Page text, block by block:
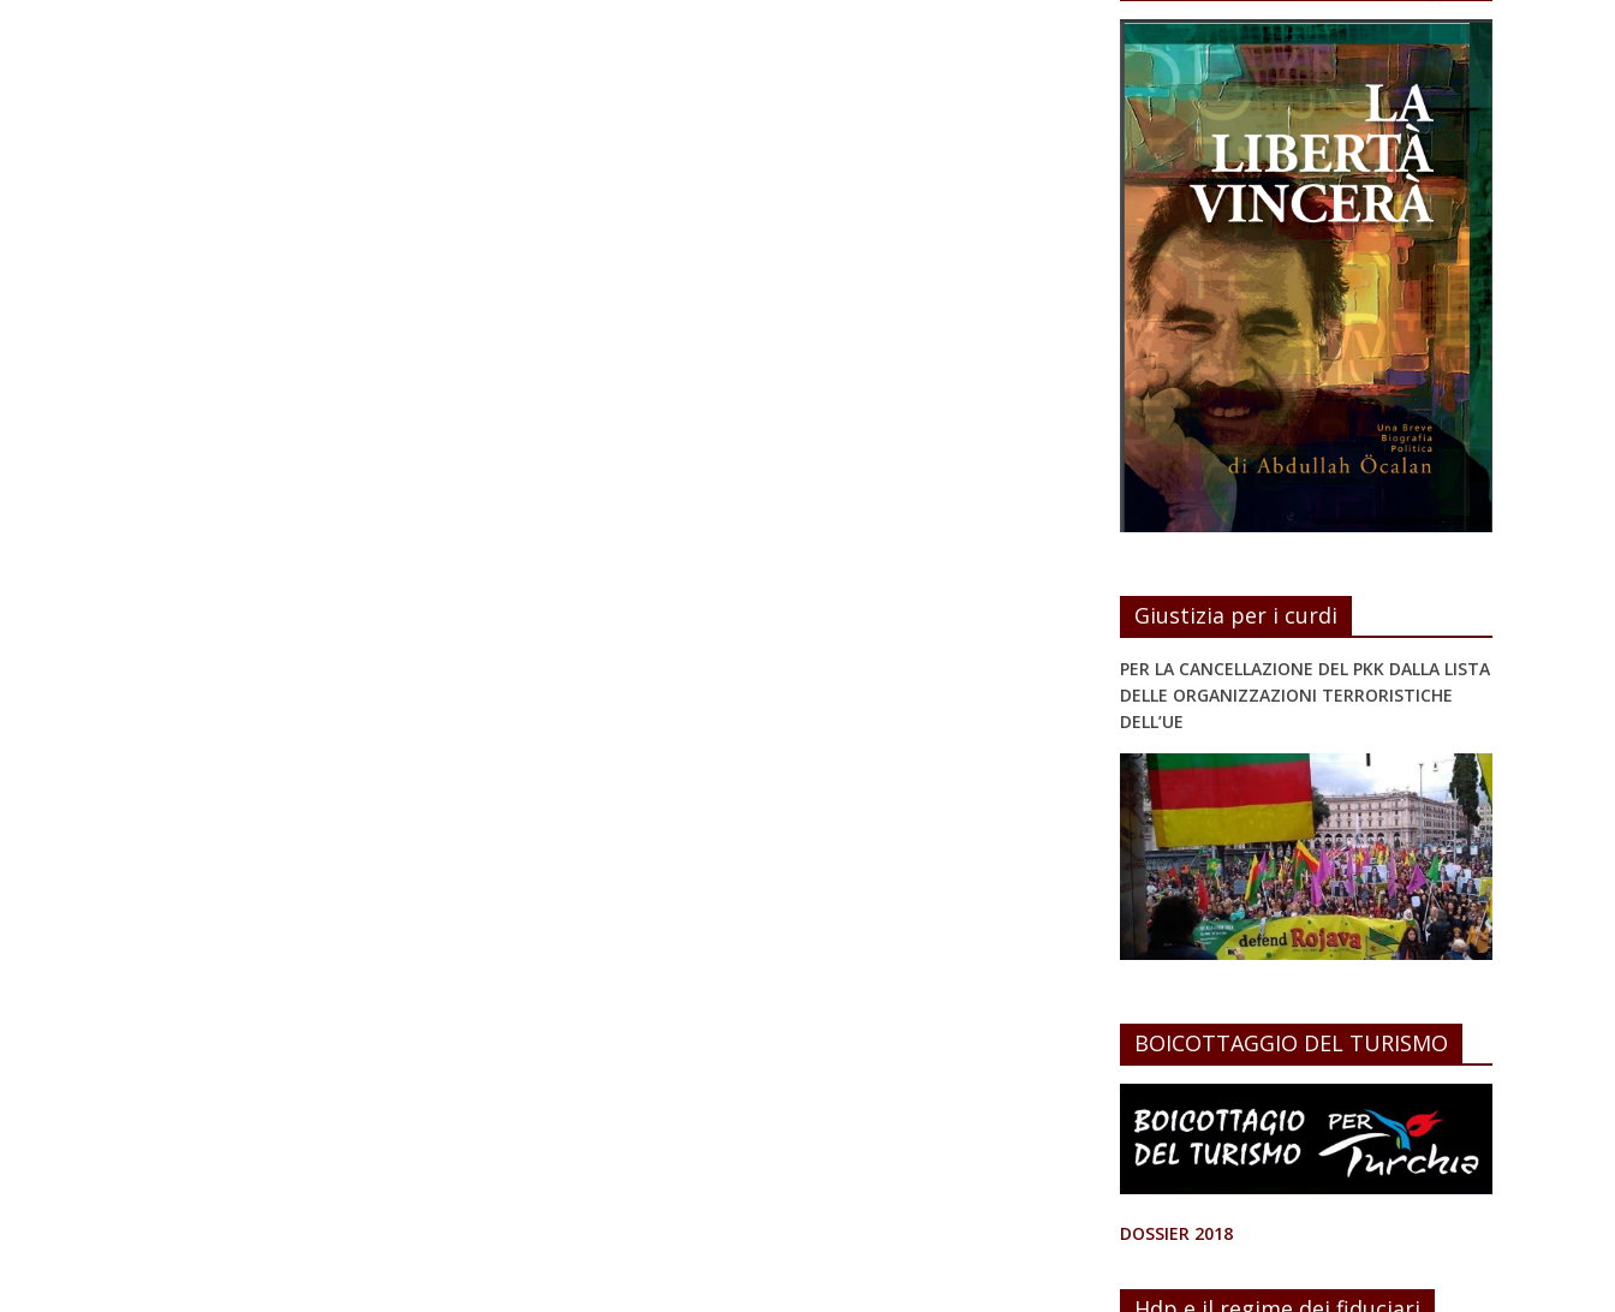
Giustizia per i curdi
PER LA CANCELLAZIONE DEL PKK DALLA LISTA
DELLE ORGANIZZAZIONI TERRORISTICHE
DELL’UE
BOICOTTAGGIO DEL TURISMO
DOSSIER 2018